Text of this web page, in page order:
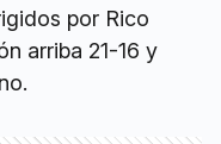
por Rico
arriba 21-16 y